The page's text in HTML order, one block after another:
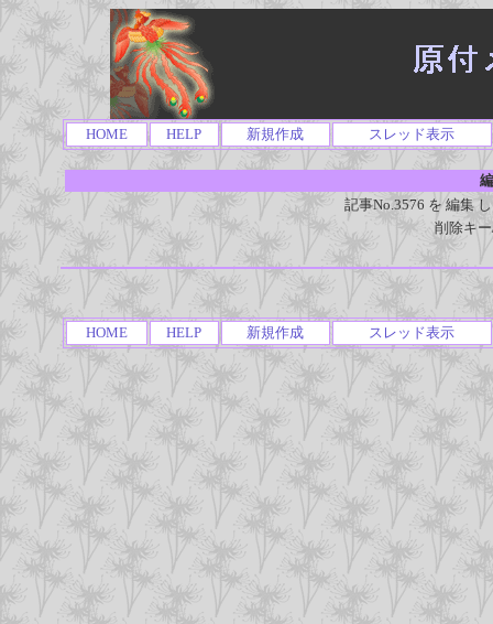
HOME HELP 新規作成 スレッド表示
記事No.3576 を 編集
削除キ
HOME HELP 新規作成 スレッド表示